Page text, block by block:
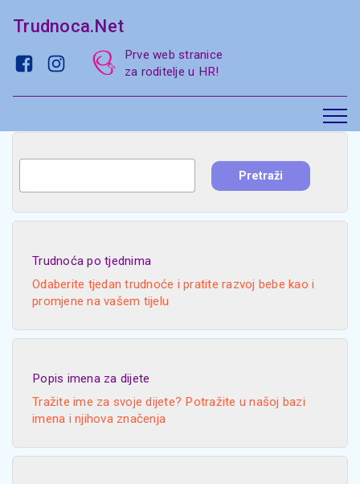
Trudnoca.Net
Prve web stranice
za roditelje u HR!
Trudnoća po tjednima
Odaberite tjedan trudnoće i pratite razvoj bebe kao i
promjene na vašem tijelu
Popis imena za dijete
Tražite ime za svoje dijete? Potražite u našoj bazi
imena i njihova značenja